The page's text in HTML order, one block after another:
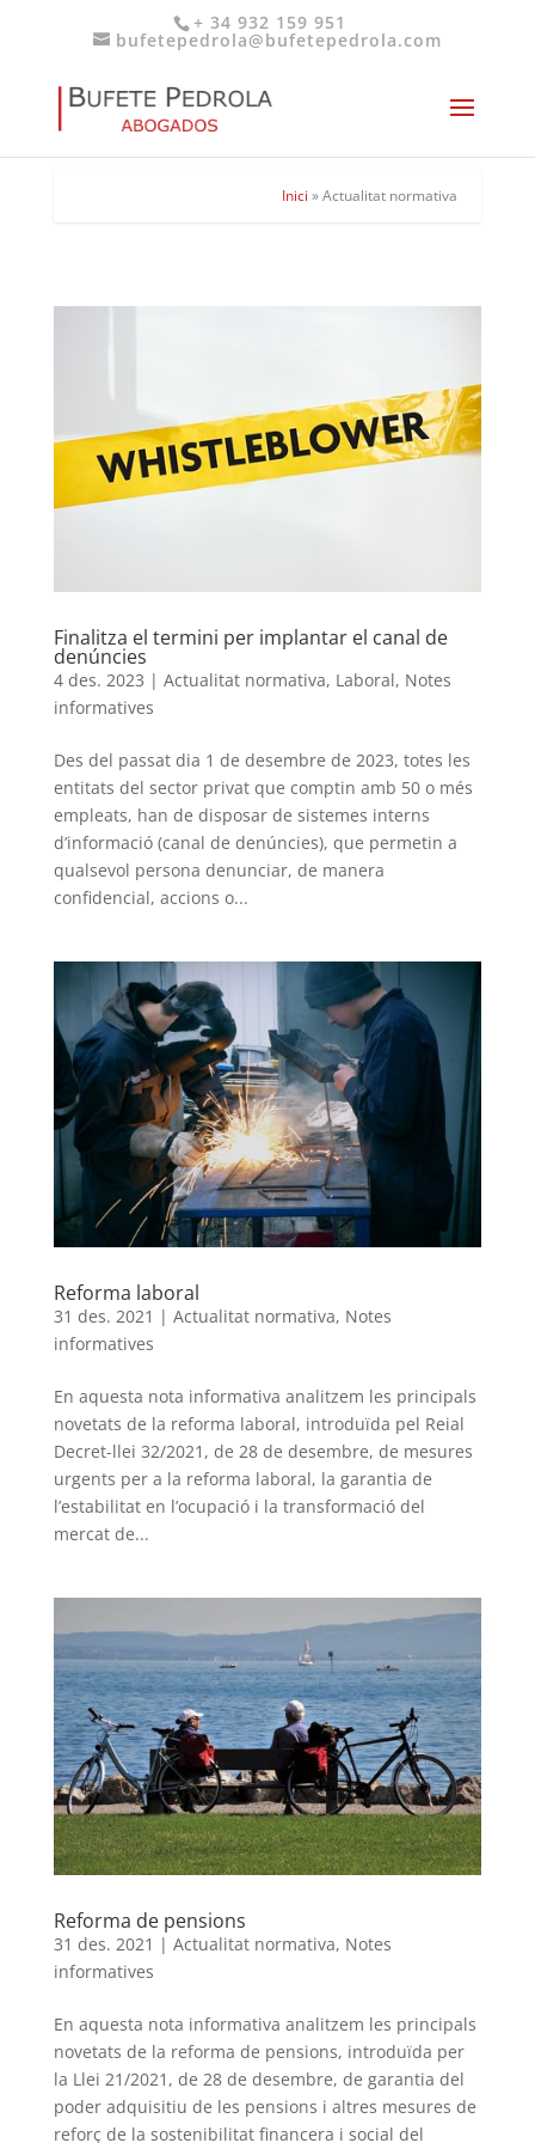
+ 34 932 159 951
bufetepedrola@bufetepedrola.com
Inici »Actualitat normativa
Finalitza el termini per implantar el canal de
denúncies
4 des. 2023 | Actualitat normativa, Laboral, Notes
informatives
Des del passat dia 1 de desembre de 2023, totes les
entitats del sector privat que comptin amb 50 o més
empleats, han de disposar de sistemes interns
d’informació (canal de denúncies), que permetin a
qualsevol persona denunciar, de manera
confidencial, accions o...
Reforma laboral
31 des. 2021 | Actualitat normativa, Notes
informatives
En aquesta nota informativa analitzem les principals
novetats de la reforma laboral, introduïda pel Reial
Decret-llei 32/2021, de 28 de desembre, de mesures
urgents per a la reforma laboral, la garantia de
l’estabilitat en l’ocupació i la transformació del
mercat de...
Reforma de pensions
31 des. 2021 | Actualitat normativa, Notes
informatives
En aquesta nota informativa analitzem les principals
novetats de la reforma de pensions, introduïda per
la Llei 21/2021, de 28 de desembre, de garantia del
poder adquisitiu de les pensions i altres mesures de
reforç de la sostenibilitat financera i social del